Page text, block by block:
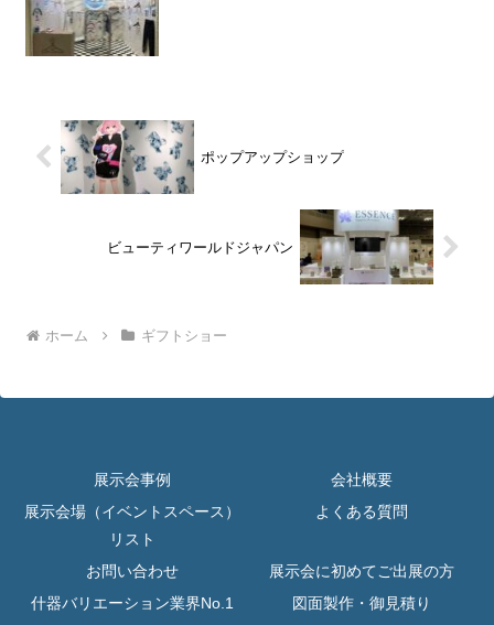
ポップアップショップ
ビューティワールドジャパン
ホーム ギフトショー
展示会事例
会社概要
展示会場（イベントスペース）
リスト
よくある質問
お問い合わせ
展示会に初めてご出展の方
什器バリエーション業界No.1
図面製作・御見積り